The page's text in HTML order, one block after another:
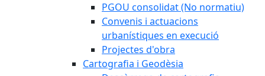
PGOU consolidat (No normatiu)
Convenis i actuacions
urbanístiques en execució
Projectes d'obra
Cartografia i Geodèsia